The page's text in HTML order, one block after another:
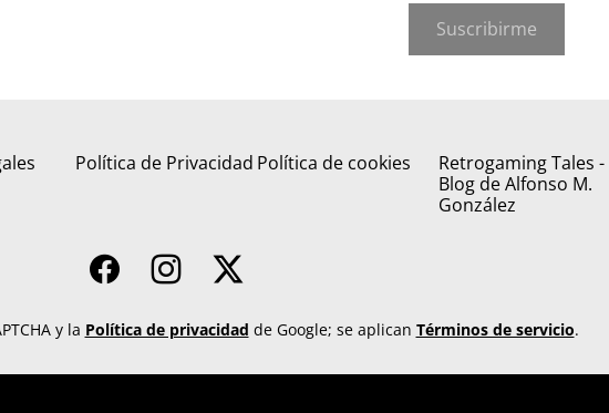
Suscribirme
Política de Privacidad Política de cookies
Retrogaming Tales -
Blog de Alfonso M.
González
y la Política de privacidad de Google; se aplican Términos de servicio.